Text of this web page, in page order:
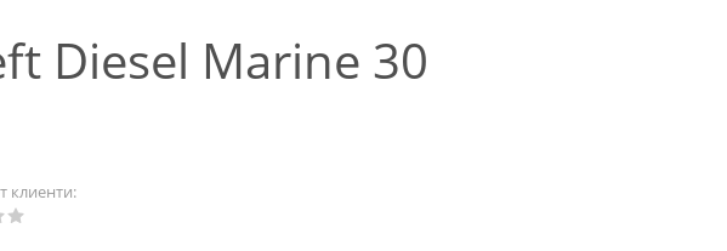
Diesel Marine 30
клиенти: